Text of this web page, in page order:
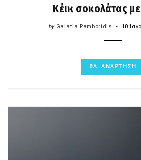
Κέικ σοκολάτας
by Galatia Pamboridis 10
ΒΛ. ΑΝΑΡΤΗΣΗ